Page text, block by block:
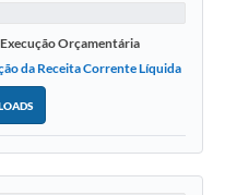
Orçamentária
da Receita Corrente Líquida